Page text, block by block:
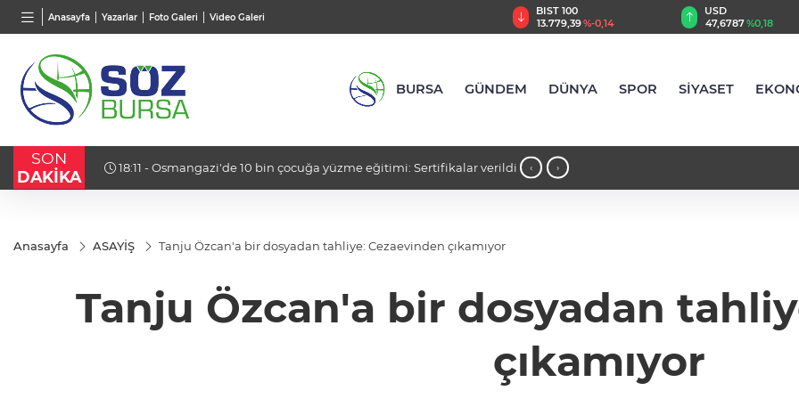
Anasayfa Yazarlar Foto Galeri Video Galeri
BGN
27,9743%-0,22
VND
0,0018%0,32
BIST 100
13.779,39%-0,14
USD
47,6787%0,18
BURSA GÜNDEM DÜNYA SPOR SİYASET
SON
DAKİKA
18:11 - Osmangazi'de 10 bin çocuğa yüzme eğitimi: Sertifikalar verildi 18:07 - Bursa'da alevler yükseldi: 3
‹ ›
Anasayfa ASAYİŞ Tanju Özcan'a bir dosyadan tahliye: Cezaevinden çıkamıyor
Tanju Özcan'a bir dosyadan
çıkamıyor